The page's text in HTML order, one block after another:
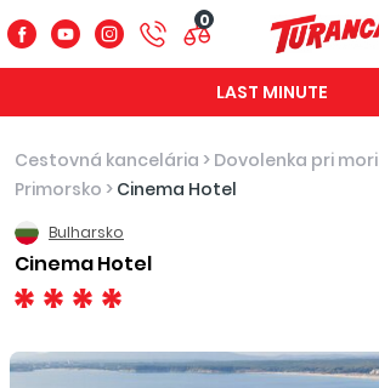
0
LAST MINUTE
Cestovná kancelária > Dovolenka pri mori
Primorsko > Cinema Hotel
Bulharsko
Cinema Hotel